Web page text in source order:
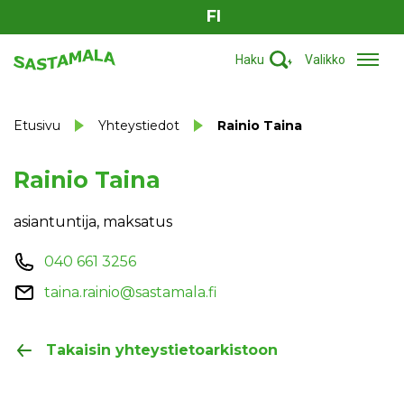
FI
Haku Valikko
Etusivu Yhteystiedot Rainio Taina
Rainio Taina
asiantuntija, maksatus
040 661 3256
taina.rainio@sastamala.fi
Takaisin yhteystietoarkistoon